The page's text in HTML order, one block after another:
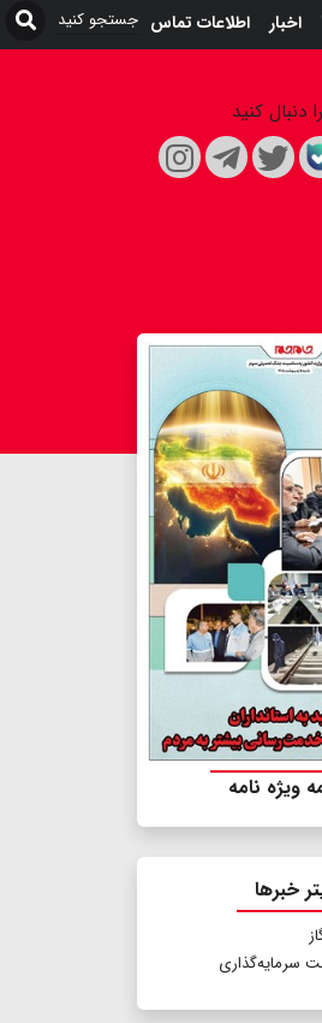
اخبار اطلاعات تماس
دنبال کنید
ویژه نامه
خبرها
سرمایه‌گذاری